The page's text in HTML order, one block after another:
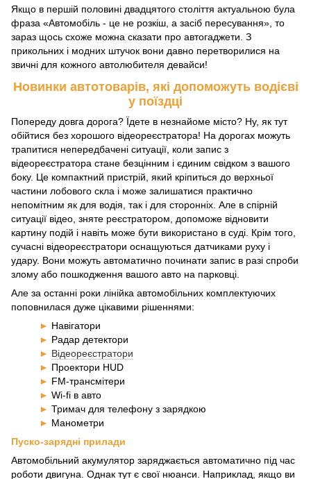
Якщо в першій половині двадцятого століття актуальною була
фраза «Автомобіль - це не розкіш, а засіб пересування», то
зараз щось схоже можна сказати про автогаджети. З
прикольних і модних штучок вони давно перетворилися на
звичні для кожного автолюбителя девайси!
Новинки автотоварів, які допоможуть водієві
у поїздці
Попереду довга дорога? Їдете в незнайоме місто? Ну, як тут
обійтися без хорошого відеореєстратора! На дорогах можуть
трапитися непередбачені ситуації, коли запис з
відеореєстратора стане безцінним і єдиним свідком з вашого
боку. Це компактний пристрій, який кріпиться до верхньої
частини лобового скла і може залишатися практично
непомітним як для водія, так і для сторонніх. Але в спірній
ситуації відео, зняте реєстратором, допоможе відновити
картину подій і навіть може бути використано в суді. Крім того,
сучасні відеореєстратори оснащуються датчиками руху і
удару. Вони можуть автоматично починати запис в разі спроби
злому або пошкодження вашого авто на парковці.
Але за останні роки лінійка автомобільних комплектуючих
поповнилася дуже цікавими рішеннями:
► Навігатори
► Радар детектори
► Відеореєстратори
► Проектори HUD
► FM-трансмітери
► Wi-fi в авто
► Тримач для телефону з зарядкою
► Манометри
Пуско-зарядні прилади
Автомобільний акумулятор заряджається автоматично під час
роботи двигуна. Однак тут є свої нюанси. Наприклад, якщо ви